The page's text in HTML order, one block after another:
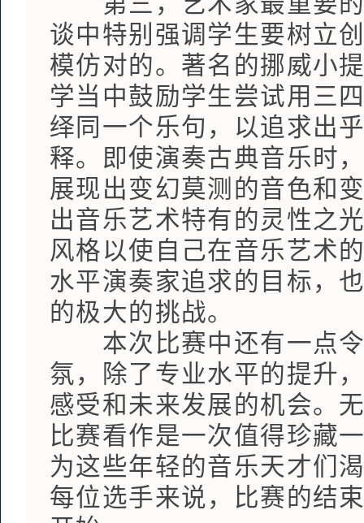
谈中特别强调学生要树立
模仿对的。著名的挪威小
学当中鼓励学生尝试用三
绎同一个乐句，以追求出
释。即使演奏古典音乐时
展现出变幻莫测的音色和
出音乐艺术特有的灵性之
风格以使自己在音乐艺术
水平演奏家追求的目标，
的极大的挑战。
本次比赛中还有一点令
氛，除了专业水平的提升
感受和未来发展的机会。
比赛看作是一次值得珍藏
为这些年轻的音乐天才们
每位选手来说，比赛的结